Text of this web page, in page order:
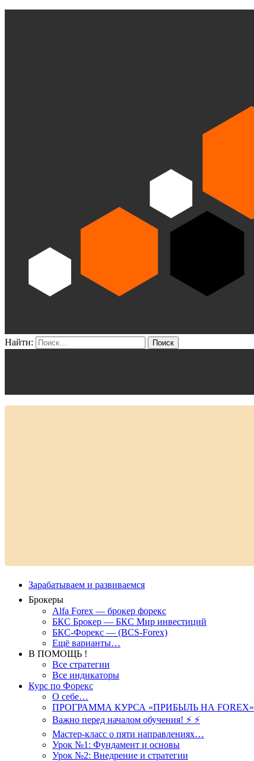
Найти:
Зарабатываем и развиваемся
Брокеры
Alfa Forex — брокер форекс
БКС Брокер — БКС Мир инвестиций
БКС-Форекс — (BCS-Forex)
Ещё варианты…
В ПОМОЩЬ !
Все стратегии
Все индикаторы
Курс по Форекс
О себе…
ПРОГРАММА КУРСА «ПРИБЫЛЬ НА FOREX»
Важно перед началом обучения! ⚡ ⚡
Мастер-класс о пяти направлениях…
Урок №1: Фундамент и основы
Урок №2: Внедрение и стратегии